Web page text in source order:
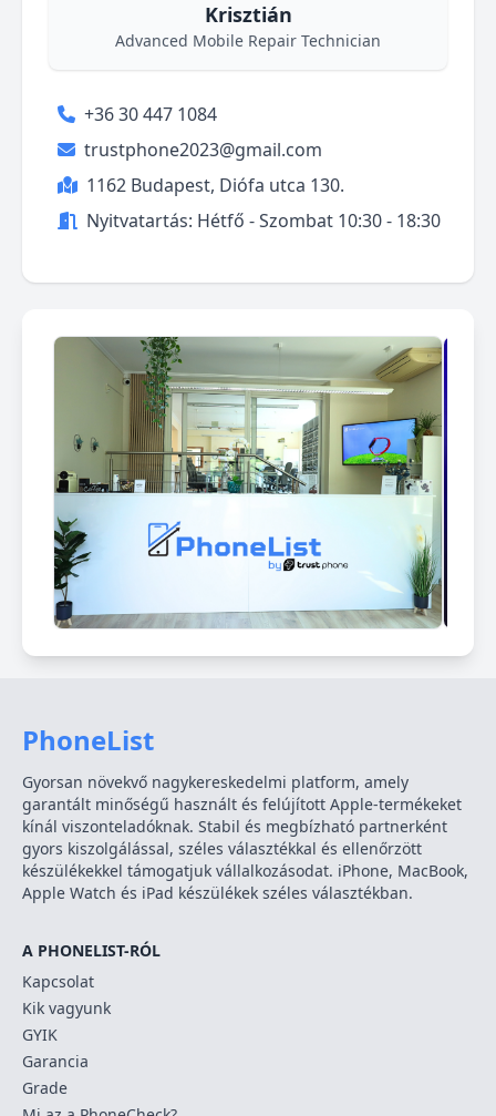
Krisztián
Advanced Mobile Repair Technician
+36 30 447 1084
trustphone2023@gmail.com
1162 Budapest, Diófa utca 130.
Nyitvatartás: Hétfő - Szombat 10:30 - 18:30
PhoneList
Gyorsan növekvő nagykereskedelmi platform, amely
garantált minőségű használt és felújított Apple-termékeket
kínál viszonteladóknak. Stabil és megbízható partnerként
gyors kiszolgálással, széles választékkal és ellenőrzött
készülékekkel támogatjuk vállalkozásodat. iPhone, MacBook,
Apple Watch és iPad készülékek széles választékban.
A PHONELIST-RÓL
Kapcsolat
Kik vagyunk
GYIK
Garancia
Grade